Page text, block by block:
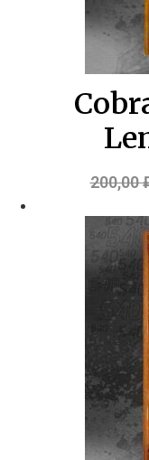
200,00